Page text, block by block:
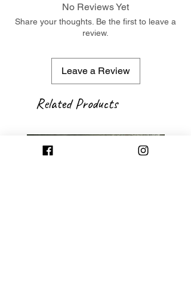
No Reviews Yet
Share your thoughts. Be the first to leave a
review.
Leave a Review
Related Products